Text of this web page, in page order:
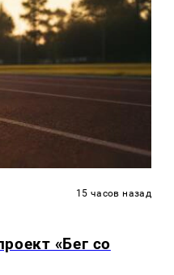
15 часов назад
«Бег со